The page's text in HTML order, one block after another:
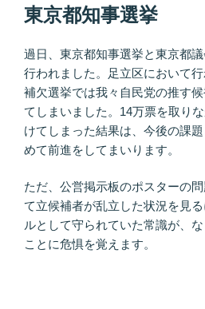
稿
日:
東京都知事選挙
過日、東京都知事選挙と東京都
行われました。足立区において
補欠選挙では我々自民党の推す
てしまいました。14万票を取り
けてしまった結果は、今後の課
めて前進をしてまいります。
ただ、公営掲示板のポスターの
て立候補者が乱立した状況を見
ルとして守られていた常識が、
ことに危惧を覚えます。